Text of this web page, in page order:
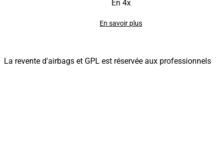
En 4x
En savoir plus
La revente d'airbags et GPL est réservée aux professionnels